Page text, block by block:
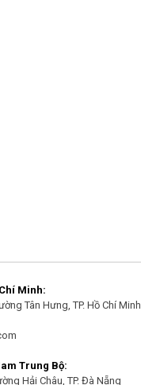
Minh:
Tân Hưng, TP. Hồ Chí Minh
Trung Bộ:
Hải Châu, TP. Đà Nẵng